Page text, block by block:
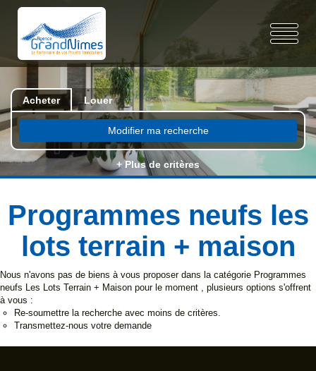
Acheter Louer
Modifier ma recherche
+ Plus de critères
Programmes neufs les
lots terrain + maison
Nous n'avons pas de biens à vous proposer dans la catégorie Programmes
neufs Les Lots Terrain + Maison pour le moment , plusieurs options s'offrent
à vous :
Re-soumettre la recherche avec moins de critères.
Transmettez-nous votre demande